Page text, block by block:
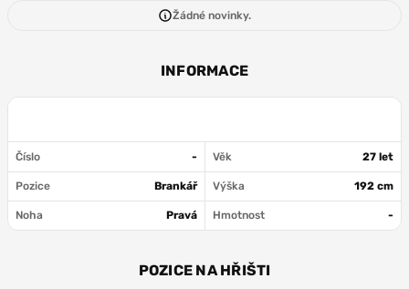
Žádné novinky.
INFORMACE
Číslo - Věk 27 let
Pozice Brankář Výška 192 cm
Noha Pravá Hmotnost -
POZICE NA HŘIŠTI